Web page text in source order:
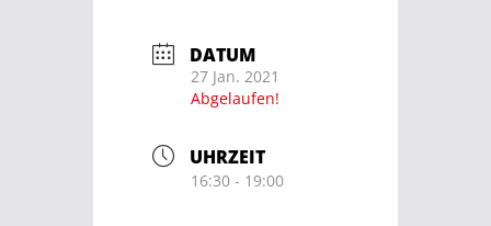
DATUM
27 Jan. 2021
Abgelaufen!
UHRZEIT
16:30 - 19:00